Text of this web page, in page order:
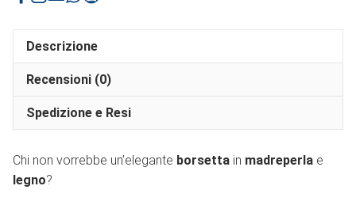
Descrizione
Recensioni (0)
Spedizione e Resi
Chi non vorrebbe un’elegante borsetta in madreperla e
legno?